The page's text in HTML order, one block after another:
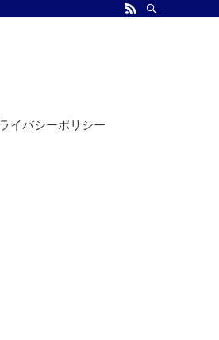
イバシーポリシー